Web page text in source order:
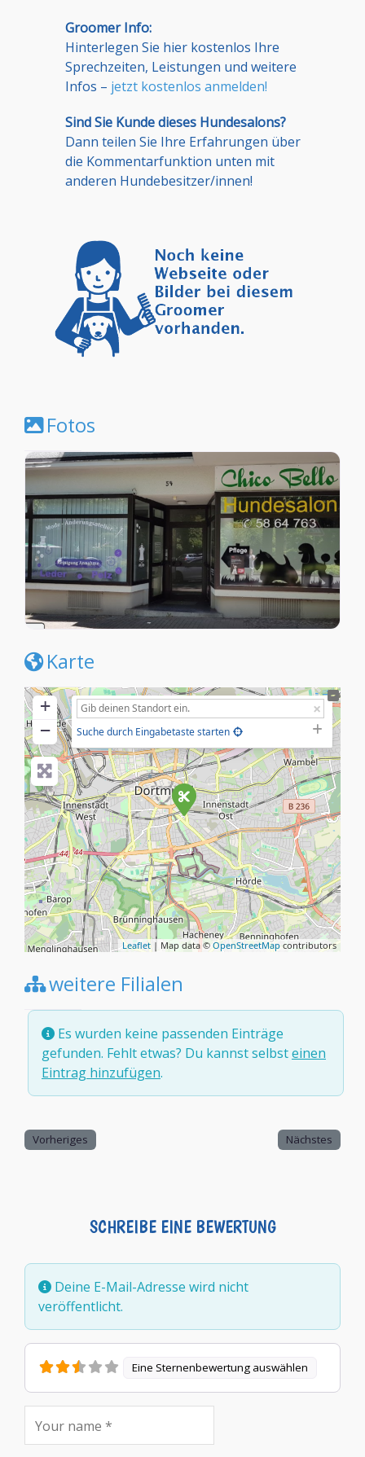
Groomer Info:
Hinterlegen Sie hier kostenlos Ihre
Sprechzeiten, Leistungen und weitere
Infos – jetzt kostenlos anmelden!
Sind Sie Kunde dieses Hundesalons?
Dann teilen Sie Ihre Erfahrungen über
die Kommentarfunktion unten mit
anderen Hundebesitzer/innen!
Fotos
Karte
+
−
Suche durch Eingabetaste starten
Leaflet| Map data ©OpenStreetMap contributors
weitere Filialen
Es wurden keine passenden Einträge
gefunden. Fehlt etwas? Du kannst selbsteinen
Eintrag hinzufügen.
Vorheriges Nächstes
SCHREIBE EINE BEWERTUNG
Deine E-Mail-Adresse wird nicht
veröffentlicht.
Eine Sternenbewertung auswählen